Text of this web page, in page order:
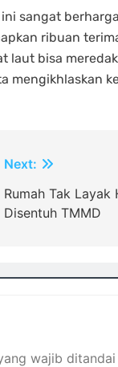
sangat
ribuan
laut bisa
mengikhlaskan
Next:
Rumah Tak Layak
Disentuh TMMD
wajib ditandai